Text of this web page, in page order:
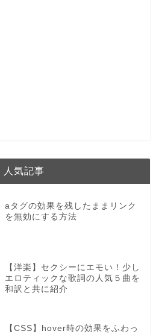
人気記事
aタグの効果を残したままリンク
を無効にする方法
【洋楽】セクシーにエモい！少し
エロティックな歌詞の人気５曲を
和訳と共に紹介
【CSS】hover時の効果をふわっ